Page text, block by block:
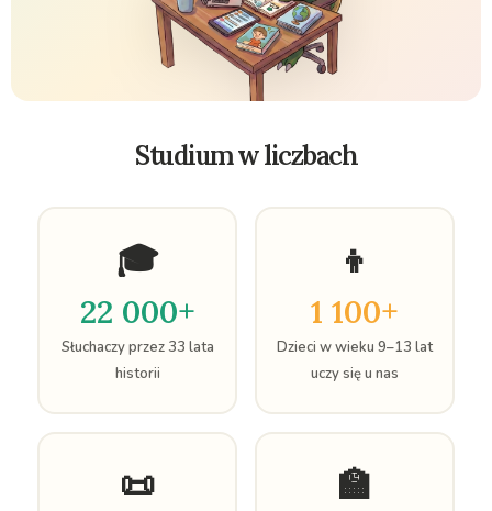
Studium w liczbach
🎓
22 000+
Słuchaczy przez 33 lata
historii
👦
1 100+
Dzieci w wieku 9–13 lat
uczy się u nas
📜 🏫